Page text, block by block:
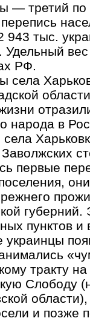
— третий по
943 тыс.
. Удельный
РФ.
села
народа в
первые
губерний.
пунктов и
украинцы
тракту
Слободу
и позже